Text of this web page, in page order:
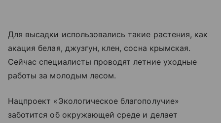
Для высадки использовались такие растения, как
акация белая, джузгун, клен, сосна крымская.
Сейчас специалисты проводят летние уходные
работы за молодым лесом.
Нацпроект «Экологическое благополучие»
заботится об окружающей среде и делает